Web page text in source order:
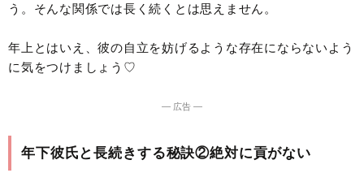
う。そんな関係では長く続くとは思えません。
年上とはいえ、彼の自立を妨げるような存在にならないよう
に気をつけましょう♡
― 広告 ―
年下彼氏と長続きする秘訣②絶対に貢がない